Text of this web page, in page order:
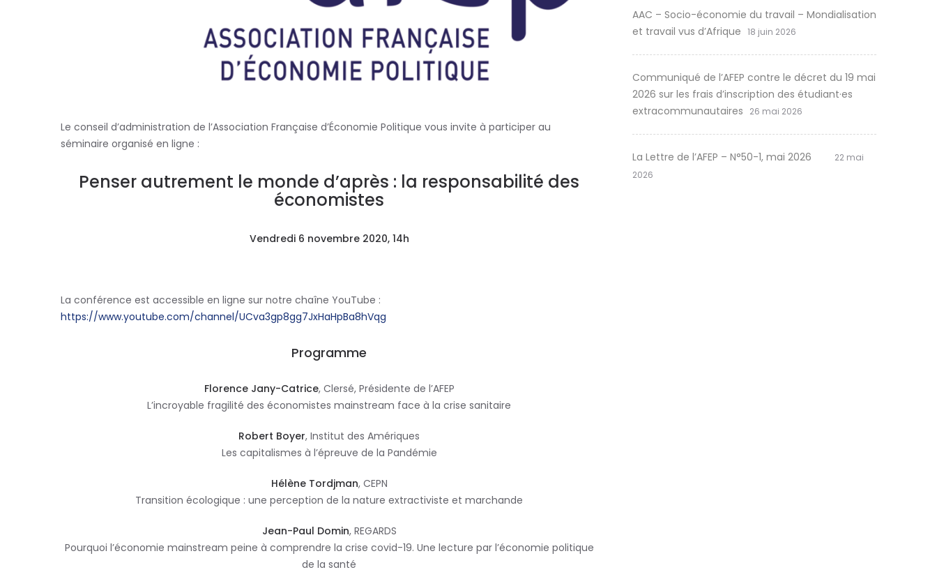
Le conseil d’administration de l’Association Française d’Économie Politique vous invite à participer au
séminaire organisé en ligne :
Penser autrement le monde d’après : la responsabilité des
économistes
Vendredi 6 novembre 2020, 14h
La conférence est accessible en ligne sur notre chaîne YouTube :
https://www.youtube.com/channel/UCva3gp8gg7JxHaHpBa8hVqg
Programme
Florence Jany-Catrice, Clersé, Présidente de l’AFEP
L’incroyable fragilité des économistes mainstream face à la crise sanitaire
Robert Boyer, Institut des Amériques
Les capitalismes à l’épreuve de la Pandémie
Hélène Tordjman, CEPN
Transition écologique : une perception de la nature extractiviste et marchande
Jean-Paul Domin, REGARDS
Pourquoi l’économie mainstream peine à comprendre la crise covid-19. Une lecture par l’économie politique
de la santé
AAC – Socio-économie du travail – Mondialisation
et travail vus d’Afrique 18 juin 2026
Communiqué de l’AFEP contre le décret du 19 mai
2026 sur les frais d’inscription des étudiant·es
extracommunautaires
26 mai 2026
La Lettre de l’AFEP – N°50-1, mai 2026
22 mai
2026